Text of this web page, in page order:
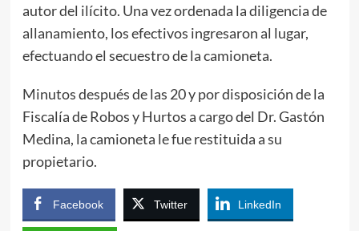
autor del ilícito. Una vez ordenada la diligencia de
allanamiento, los efectivos ingresaron al lugar,
efectuando el secuestro de la camioneta.
Minutos después de las 20 y por disposición de la
Fiscalía de Robos y Hurtos a cargo del Dr. Gastón
Medina, la camioneta le fue restituida a su
propietario.
Facebook Twitter LinkedIn